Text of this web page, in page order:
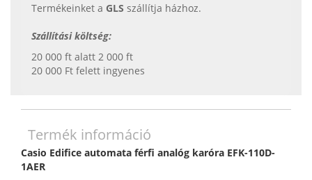
Termékeinket a GLS szállítja házhoz.
Szállítási költség:
20 000 ft alatt 2 000 ft
20 000 Ft felett ingyenes
Termék információ
Casio Edifice automata férfi analóg karóra EFK-110D-
1AER